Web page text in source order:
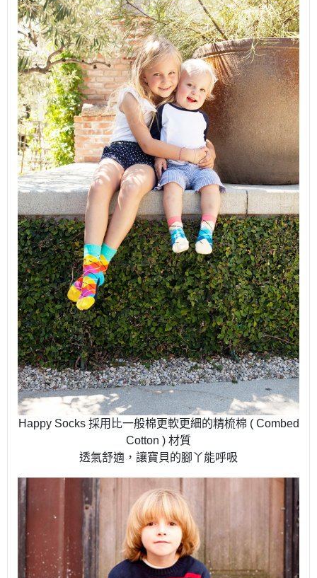
Happy Socks 採用比一般棉更軟更細的精梳棉 ( Combed
Cotton ) 材質
透氣舒適，讓寶貝的腳丫能呼吸